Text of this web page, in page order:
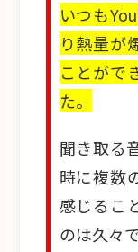
いつも
り熱量が
ことがで
た。
聞き取る
時に複数
感じるこ
のは久々